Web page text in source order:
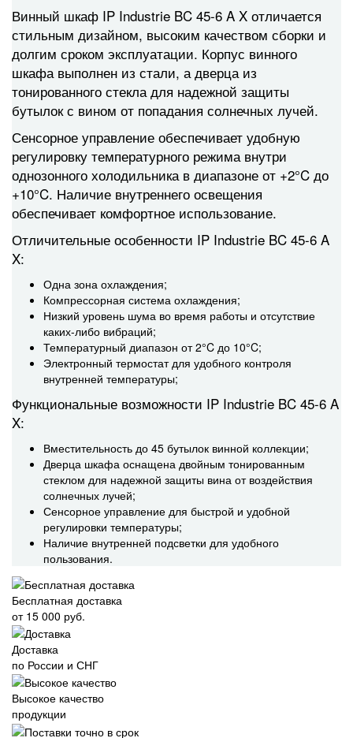
Винный шкаф IP Industrie BC 45-6 A X отличается
стильным дизайном, высоким качеством сборки и
долгим сроком эксплуатации. Корпус винного
шкафа выполнен из стали, а дверца из
тонированного стекла для надежной защиты
бутылок с вином от попадания солнечных лучей.
Сенсорное управление обеспечивает удобную
регулировку температурного режима внутри
однозонного холодильника в диапазоне от +2°C до
+10°C. Наличие внутреннего освещения
обеспечивает комфортное использование.
Отличительные особенности IP Industrie BC 45-6 A
X:
Одна зона охлаждения;
Компрессорная система охлаждения;
Низкий уровень шума во время работы и отсутствие
каких-либо вибраций;
Температурный диапазон от 2°C до 10°C;
Электронный термостат для удобного контроля
внутренней температуры;
Функциональные возможности IP Industrie BC 45-6 A
X:
Вместительность до 45 бутылок винной коллекции;
Дверца шкафа оснащена двойным тонированным
стеклом для надежной защиты вина от воздействия
солнечных лучей;
Сенсорное управление для быстрой и удобной
регулировки температуры;
Наличие внутренней подсветки для удобного
пользования.
Бесплатная доставка
от 15 000 руб.
Доставка
по России и СНГ
Высокое качество
продукции